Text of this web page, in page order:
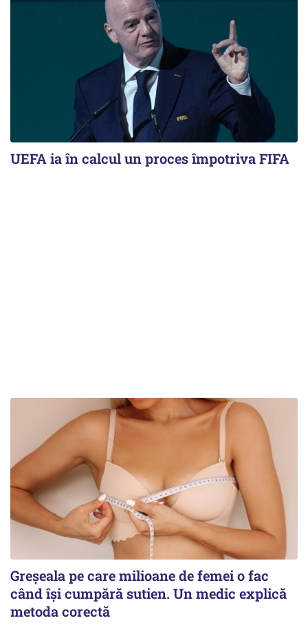
UEFA ia în calcul un proces împotriva FIFA
Greșeala pe care milioane de femei o fac
când își cumpără sutien. Un medic explică
metoda corectă